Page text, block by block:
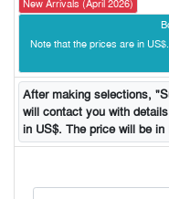
New Arrivals (April 2026)
Note that the prices are in
After making selections,
will contact you with
in US$. The price will be